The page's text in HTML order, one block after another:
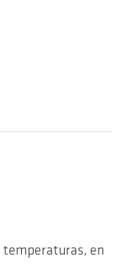
temperaturas, en